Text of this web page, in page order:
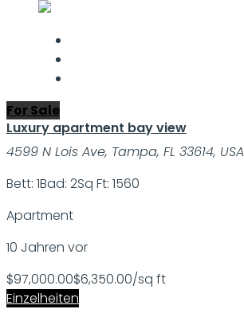
For Sale
Luxury apartment bay view
4599 N Lois Ave, Tampa, FL 33614, USA
Bett: 1Bad: 2Sq Ft: 1560
Apartment
10 Jahren vor
$97,000.00$6,350.00/sq ft
Einzelheiten